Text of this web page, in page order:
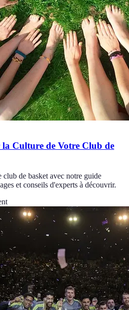
Culture de Votre Club de
de basket avec notre guide
et conseils d'experts à découvrir.